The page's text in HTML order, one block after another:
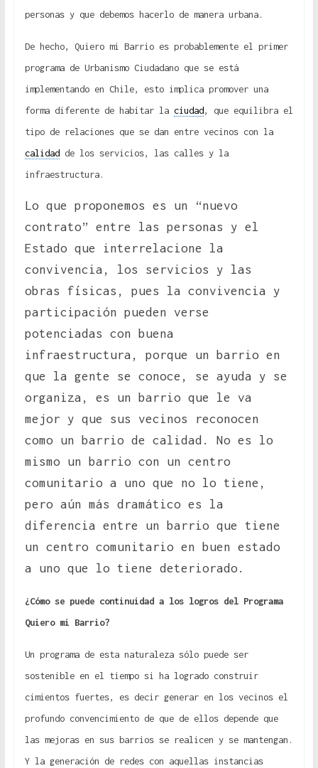
personas y que debemos hacerlo de manera urbana.
De hecho, Quiero mi Barrio es probablemente el primer
programa de Urbanismo Ciudadano que se está
implementando en Chile, esto implica promover una
forma diferente de habitar la ciudad, que equilibra el
tipo de relaciones que se dan entre vecinos con la
calidadde los servicios, las calles y la
infraestructura.
Lo que proponemos es un “nuevo
contrato” entre las personas y el
Estado que interrelacione la
convivencia, los servicios y las
obras físicas, pues la convivencia y
participación pueden verse
potenciadas con buena
infraestructura, porque un barrio en
que la gente se conoce, se ayuda y se
organiza, es un barrio que le va
mejor y que sus vecinos reconocen
como un barrio de calidad. No es lo
mismo un barrio con un centro
comunitario a uno que no lo tiene,
pero aún más dramático es la
diferencia entre un barrio que tiene
un centro comunitario en buen estado
a uno que lo tiene deteriorado.
¿Cómo se puede continuidad a los logros del Programa
Quiero mi Barrio?
Un programa de esta naturaleza sólo puede ser
sostenible en el tiempo si ha logrado construir
cimientos fuertes, es decir generar en los vecinos el
profundo convencimiento de que de ellos depende que
las mejoras en sus barrios se realicen y se mantengan.
Y la generación de redes con aquellas instancias